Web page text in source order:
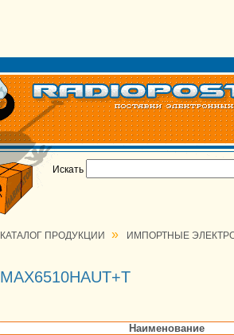
Искать
КАТАЛОГ ПРОДУКЦИИ » ИМПОРТНЫЕ
MAX6510HAUT+T
Наименование